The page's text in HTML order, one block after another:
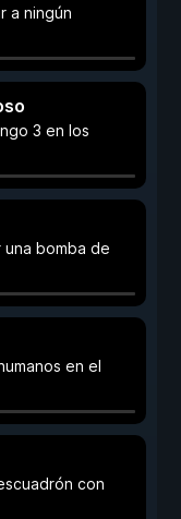
a ningún
3 en los
una bomba de
en el
con